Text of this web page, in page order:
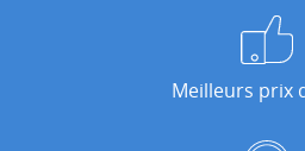
Meilleurs prix